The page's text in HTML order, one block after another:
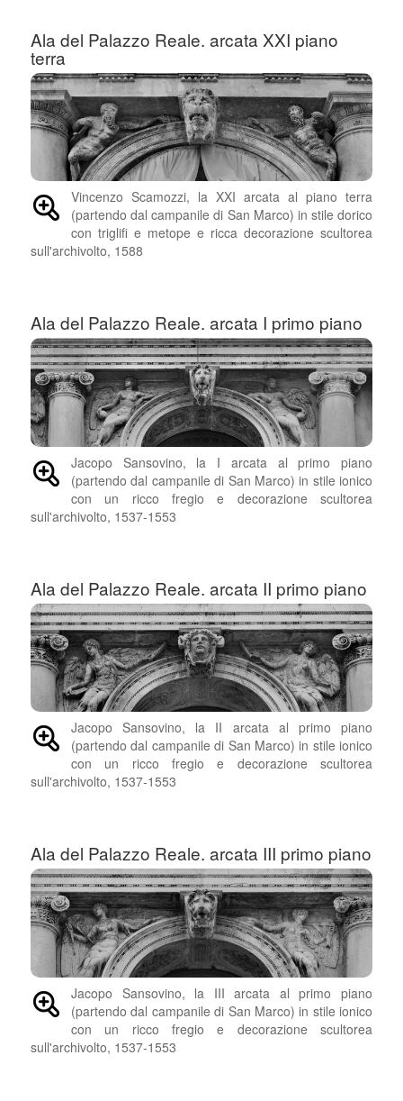
Ala del Palazzo Reale. arcata XXI piano
terra
Vincenzo Scamozzi, la XXI arcata al piano terra
(partendo dal campanile di San Marco) in stile dorico
con triglifi e metope e ricca decorazione scultorea
sull'archivolto, 1588
Ala del Palazzo Reale. arcata I primo piano
Jacopo Sansovino, la I arcata al primo piano
(partendo dal campanile di San Marco) in stile ionico
con un ricco fregio e decorazione scultorea
sull'archivolto, 1537-1553
Ala del Palazzo Reale. arcata II primo piano
Jacopo Sansovino, la II arcata al primo piano
(partendo dal campanile di San Marco) in stile ionico
con un ricco fregio e decorazione scultorea
sull'archivolto, 1537-1553
Ala del Palazzo Reale. arcata III primo piano
Jacopo Sansovino, la III arcata al primo piano
(partendo dal campanile di San Marco) in stile ionico
con un ricco fregio e decorazione scultorea
sull'archivolto, 1537-1553